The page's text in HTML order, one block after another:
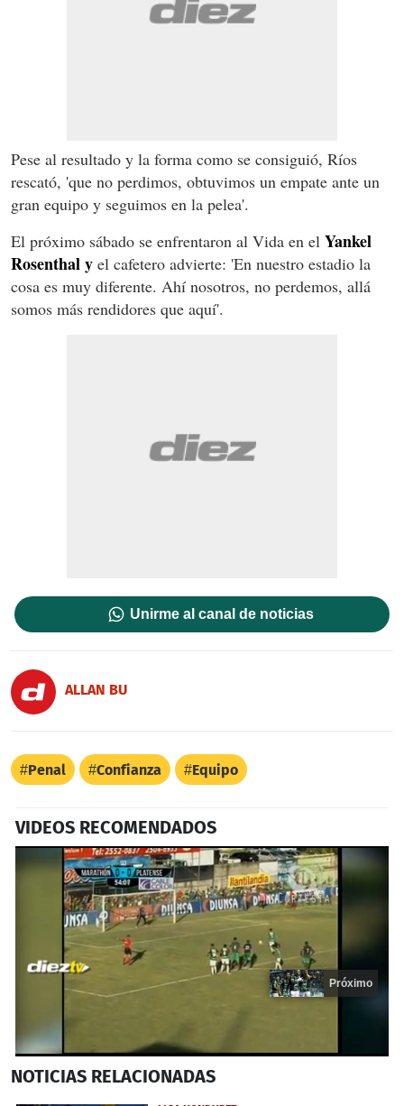
Pese al resultado y la forma como se consiguió, Ríos
rescató, 'que no perdimos, obtuvimos un empate ante un
gran equipo y seguimos en la pelea'.
El próximo sábado se enfrentaron al Vida en el Yankel
Rosenthal y el cafetero advierte: 'En nuestro estadio la
cosa es muy diferente. Ahí nosotros, no perdemos, allá
somos más rendidores que aquí'.
Unirme al canal de noticias
ALLAN BU
Penal Confianza Equipo
VIDEOS RECOMENDADOS
seconds
Próximo
NOTICIAS RELACIONADAS